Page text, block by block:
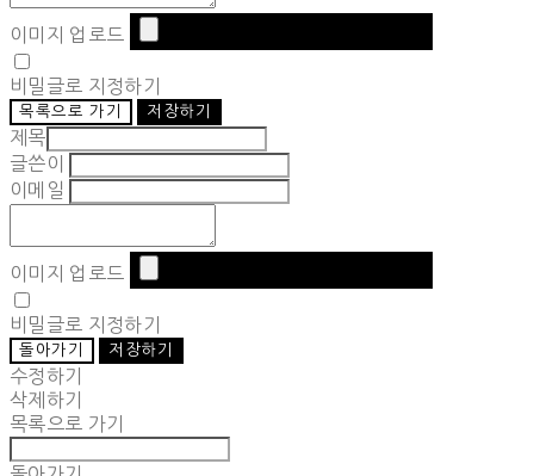
이미지 업로드
비밀글로 지정하기
목록으로 가기 저장하기
제목
글쓴이
이메일
이미지 업로드
비밀글로 지정하기
돌아가기 저장하기
수정하기
삭제하기
목록으로 가기